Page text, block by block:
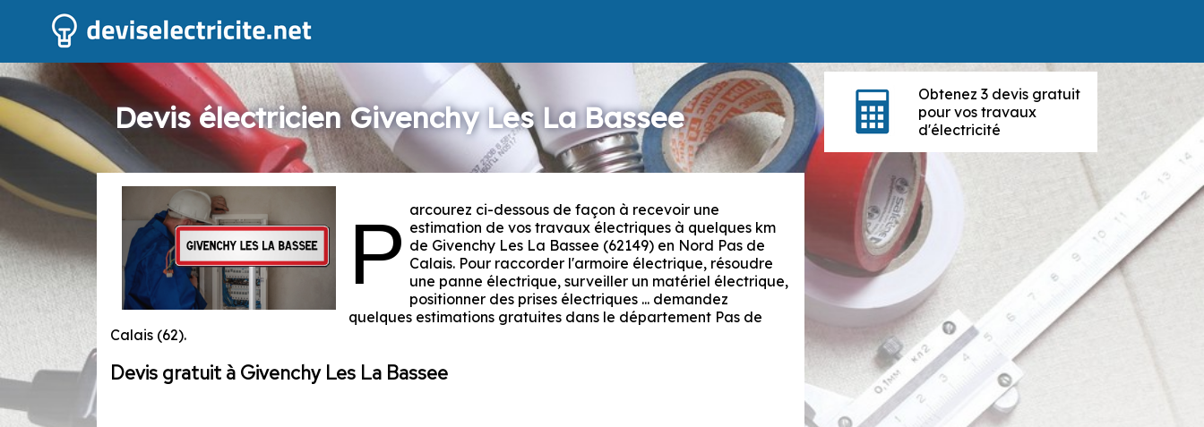
Devis électricien Givenchy Les La Bassee
P arcourez ci-dessous de façon à recevoir une
estimation de vos travaux électriques à quelques km
de Givenchy Les La Bassee (62149) en Nord Pas de
Calais. Pour raccorder l'armoire électrique, résoudre
une panne électrique, surveiller un matériel électrique,
positionner des prises électriques ... demandez
quelques estimations gratuites dans le département Pas de
Calais (62).
Devis gratuit à Givenchy Les La Bassee
Obtenez 3 devis gratuit
pour vos travaux
d'électricité